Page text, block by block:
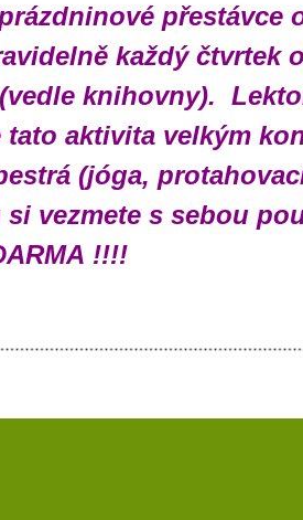
přestávce
každý čtvrtek
knihovny).
aktivita velkým
(jóga,
vezmete s sebou
!!!!